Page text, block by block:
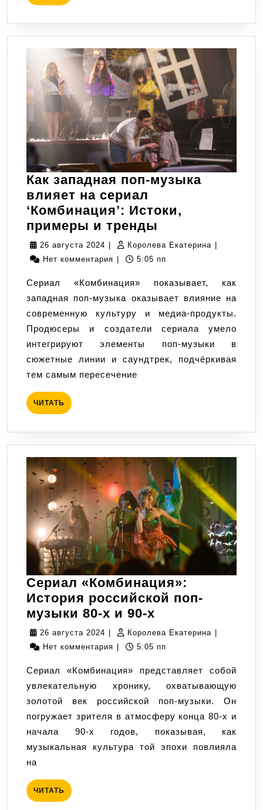
Как западная поп-музыка
влияет на сериал
‘Комбинация’: Истоки,
примеры и тренды
западная
поп-
влияет
на
сериал
‘Комбинация’:
Истоки,
примеры
26 августа 2024 26
августа
Королева Екатерина Королева
Нет комментария
5:05 пп
Сериал «Комбинация» показывает, как
западная поп-музыка оказывает влияние на
современную культуру и медиа-продукты.
Продюсеры и создатели сериала умело
интегрируют элементы поп-музыки в
сюжетные линии и саундтрек, подчёркивая
тем самым пересечение
ЧИТАТЬ ЧИТАТЬ
Сериал «Комбинация»:
История российской поп-
музыки 80-х и 90-х
«Комбинация»:
История
поп-
музыки
80-
х
и
90-
26 августа 2024 26
августа
Королева Екатерина Королева
Нет комментария
5:05 пп
Сериал «Комбинация» представляет собой
увлекательную хронику, охватывающую
золотой век российской поп-музыки. Он
погружает зрителя в атмосферу конца 80-х и
начала 90-х годов, показывая, как
музыкальная культура той эпохи повлияла
на
ЧИТАТЬ ЧИТАТЬ